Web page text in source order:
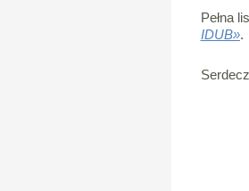
Pełna
IDUB».